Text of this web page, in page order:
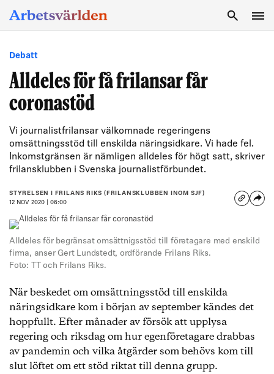
Debatt
Alldeles för få frilansar får
coronastöd
Vi journalistfrilansar välkomnade regeringens
omsättningsstöd till enskilda näringsidkare. Vi hade fel.
Inkomstgränsen är nämligen alldeles för högt satt, skriver
frilansklubben i Svenska journalistförbundet.
STYRELSEN I FRILANS RIKS (FRILANSKLUBBEN INOM SJF)
12 NOV 2020 | 06:00
Alldeles för begränsat omsättnigsstöd till företagare med enskild
firma, anser Gert Lundstedt, ordförande Frilans Riks.
Foto: TT och Frilans Riks.
När beskedet om omsättningsstöd till enskilda
näringsidkare kom i början av september kändes det
hoppfullt. Efter månader av försök att upplysa
regering och riksdag om hur egenföretagare drabbas
av pandemin och vilka åtgärder som behövs kom till
slut löftet om ett stöd riktat till denna grupp.